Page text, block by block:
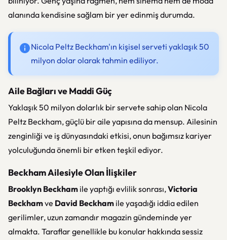
alanında kendisine sağlam bir yer edinmiş durumda.
Nicola Peltz Beckham'ın kişisel serveti yaklaşık 50
milyon dolar olarak tahmin ediliyor.
Aile Bağları ve Maddi Güç
Yaklaşık 50 milyon dolarlık bir servete sahip olan Nicola
Peltz Beckham, güçlü bir aile yapısına da mensup. Ailesinin
zenginliği ve iş dünyasındaki etkisi, onun bağımsız kariyer
yolculuğunda önemli bir etken teşkil ediyor.
Beckham Ailesiyle Olan İlişkiler
Brooklyn Beckham ile yaptığı evlilik sonrası,Victoria
Beckhamve David Beckham ile yaşadığı iddia edilen
gerilimler, uzun zamandır magazin gündeminde yer
almakta. Taraflar genellikle bu konular hakkında sessiz